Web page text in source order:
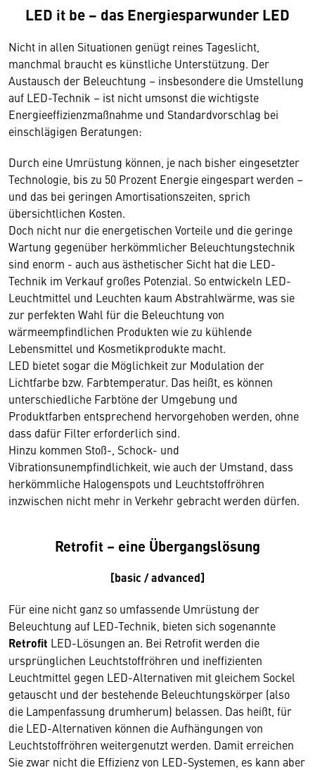
LED it be – das Energiesparwunder LED
Nicht in allen Situationen genügt reines Tageslicht,
manchmal braucht es künstliche Unterstützung. Der
Austausch der Beleuchtung – insbesondere die Umstellung
auf LED-Technik – ist nicht umsonst die wichtigste
Energieeffizienzmaßnahme und Standardvorschlag bei
einschlägigen Beratungen:
Durch eine Umrüstung können, je nach bisher eingesetzter
Technologie, bis zu 50 Prozent Energie eingespart werden –
und das bei geringen Amortisationszeiten, sprich
übersichtlichen Kosten.
Doch nicht nur die energetischen Vorteile und die geringe
Wartung gegenüber herkömmlicher Beleuchtungstechnik
sind enorm - auch aus ästhetischer Sicht hat die LED-
Technik im Verkauf großes Potenzial. So entwickeln LED-
Leuchtmittel und Leuchten kaum Abstrahlwärme, was sie
zur perfekten Wahl für die Beleuchtung von
wärmeempfindlichen Produkten wie zu kühlende
Lebensmittel und Kosmetikprodukte macht.
LED bietet sogar die Möglichkeit zur Modulation der
Lichtfarbe bzw. Farbtemperatur. Das heißt, es können
unterschiedliche Farbtöne der Umgebung und
Produktfarben entsprechend hervorgehoben werden, ohne
dass dafür Filter erforderlich sind.
Hinzu kommen Stoß-, Schock- und
Vibrationsunempfindlichkeit, wie auch der Umstand, dass
herkömmliche Halogenspots und Leuchtstoffröhren
inzwischen nicht mehr in Verkehr gebracht werden dürfen.
Retrofit – eine Übergangslösung
[basic / advanced]
Für eine nicht ganz so umfassende Umrüstung der
Beleuchtung auf LED-Technik, bieten sich sogenannte
Retrofit LED-Lösungen an. Bei Retrofit werden die
ursprünglichen Leuchtstoffröhren und ineffizienten
Leuchtmittel gegen LED-Alternativen mit gleichem Sockel
getauscht und der bestehende Beleuchtungskörper (also
die Lampenfassung drumherum) belassen. Das heißt, für
die LED-Alternativen können die Aufhängungen von
Leuchtstoffröhren weitergenutzt werden. Damit erreichen
Sie zwar nicht die Effizienz von LED-Systemen, es kann aber